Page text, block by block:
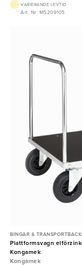
VARIERANDE LEVTID
Art. Nr: M5209105
BINGAR &
Plattformsvagn
Kongamek
Kongamek